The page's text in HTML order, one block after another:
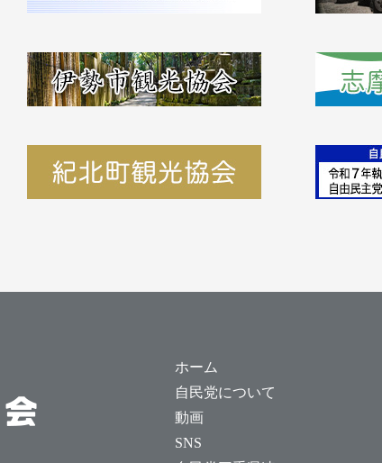
ホーム
自民党について
動画
SNS